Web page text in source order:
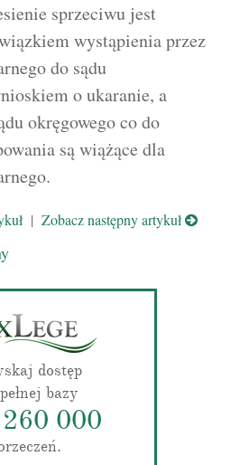
sprzeciwu jest
wystąpienia przez
do sądu
o ukaranie, a
okręgowego co do
są wiążące dla
| Zobacz następny artykuł
dostęp
bazy
260 000